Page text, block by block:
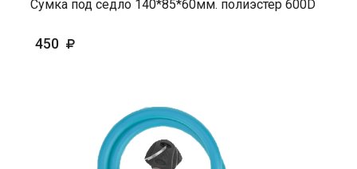
Сумка под седло 140*85*60мм. полиэстер 600D
450